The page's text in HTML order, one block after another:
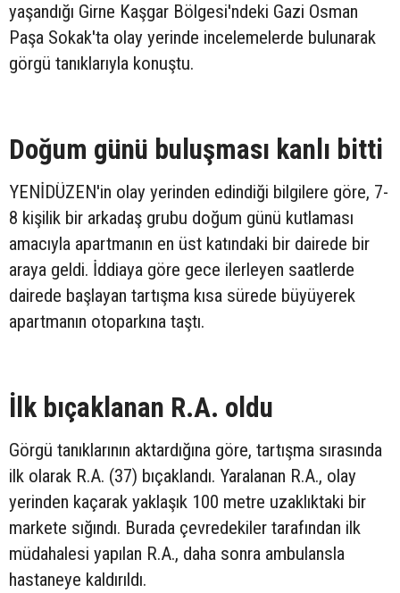
yaşandığı Girne Kaşgar Bölgesi'ndeki Gazi Osman
Paşa Sokak'ta olay yerinde incelemelerde bulunarak
görgü tanıklarıyla konuştu.
Doğum günü buluşması kanlı bitti
YENİDÜZEN'in olay yerinden edindiği bilgilere göre, 7-
8 kişilik bir arkadaş grubu doğum günü kutlaması
amacıyla apartmanın en üst katındaki bir dairede bir
araya geldi. İddiaya göre gece ilerleyen saatlerde
dairede başlayan tartışma kısa sürede büyüyerek
apartmanın otoparkına taştı.
İlk bıçaklanan R.A. oldu
Görgü tanıklarının aktardığına göre, tartışma sırasında
ilk olarak R.A. (37) bıçaklandı. Yaralanan R.A., olay
yerinden kaçarak yaklaşık 100 metre uzaklıktaki bir
markete sığındı. Burada çevredekiler tarafından ilk
müdahalesi yapılan R.A., daha sonra ambulansla
hastaneye kaldırıldı.